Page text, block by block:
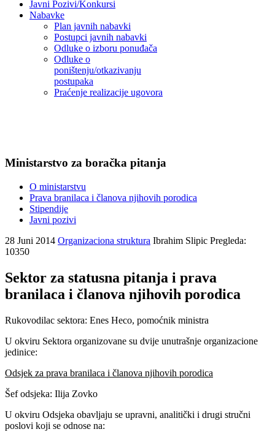
Javni Pozivi/Konkursi
Nabavke
Plan javnih nabavki
Postupci javnih nabavki
Odluke o izboru ponuđača
Odluke o
poništenju/otkazivanju
postupaka
Praćenje realizacije ugovora
Ministarstvo za boračka pitanja
O ministarstvu
Prava branilaca i članova njihovih porodica
Stipendije
Javni pozivi
28 Juni 2014 Organizaciona struktura Ibrahim Slipic Pregleda:
10350
Sektor za statusna pitanja i prava
branilaca i članova njihovih porodica
Rukovodilac sektora: Enes Heco, pomoćnik ministra
U okviru Sektora organizovane su dvije unutrašnje organizacione
jedinice:
Odsjek za prava branilaca i članova njihovih porodica
Šef odsjeka: Ilija Zovko
U okviru Odsjeka obavljaju se upravni, analitički i drugi stručni
poslovi koji se odnose na: